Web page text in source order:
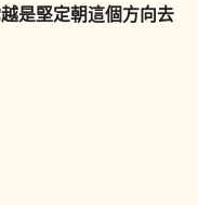
是堅定朝這個方向去